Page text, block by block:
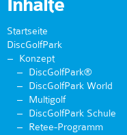
Inhalte
Startseite
DiscGolfPark
Konzept
DiscGolfPark®
DiscGolfPark World
Multigolf
DiscGolfPark Schule
Retee-Programm